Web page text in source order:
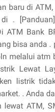
baru di
.
ATM Bank
bisa anda .
melalui atm
Lewat
listrik
. Anda
lewat ATM,